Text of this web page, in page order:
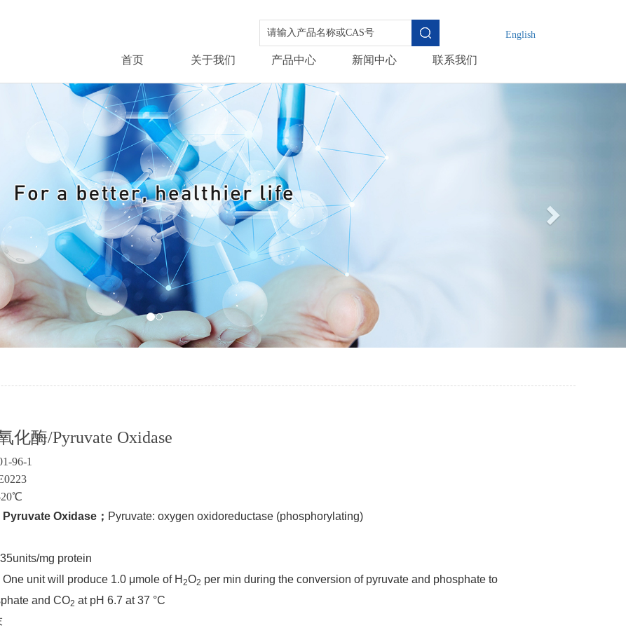
English
首页 关于我们 产品中心 新闻中心 联系我们
化酶/Pyruvate Oxidase
96-1
20℃
Pyruvate Oxidase ； Pyruvate: oxygen oxidoreductase (phosphorylating)
mg protein
unit will produce 1.0 μmole of H 2O2 per min during the conversion of pyruvate and phosphate to
and CO2 at pH 6.7 at 37 °C